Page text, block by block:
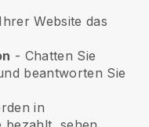
Website das
- Chatten Sie
beantworten Sie
in